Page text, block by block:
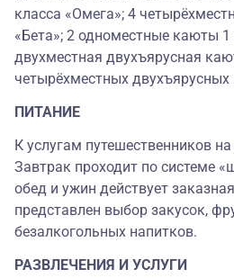
класса «Омега»; 4
«Бета»; 2 одноместные каюты 1
двухместная двухъярусная
четырёхместных
ПИТАНИЕ
К услугам путешественников
Завтрак проходит по системе
обед и ужин действует
представлен выбор закусок,
безалкогольных напитков.
РАЗВЛЕЧЕНИЯ И УСЛУГИ